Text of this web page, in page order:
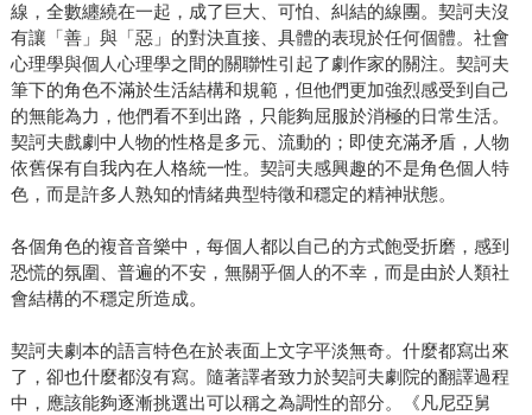
線，全數纏繞在一起，成了巨大、可怕、糾結的線團。契訶夫沒
有讓「善」與「惡」的對決直接、具體的表現於任何個體。社會
心理學與個人心理學之間的關聯性引起了劇作家的關注。契訶夫
筆下的角色不滿於生活結構和規範，但他們更加強烈感受到自己
的無能為力，他們看不到出路，只能夠屈服於消極的日常生活。
契訶夫戲劇中人物的性格是多元、流動的；即使充滿矛盾，人物
依舊保有自我內在人格統一性。契訶夫感興趣的不是角色個人特
色，而是許多人熟知的情緒典型特徵和穩定的精神狀態。
各個角色的複音音樂中，每個人都以自己的方式飽受折磨，感到
恐慌的氛圍、普遍的不安，無關乎個人的不幸，而是由於人類社
會結構的不穩定所造成。
契訶夫劇本的語言特色在於表面上文字平淡無奇。什麼都寫出來
了，卻也什麼都沒有寫。隨著譯者致力於契訶夫劇院的翻譯過程
中，應該能夠逐漸挑選出可以稱之為調性的部分。《凡尼亞舅